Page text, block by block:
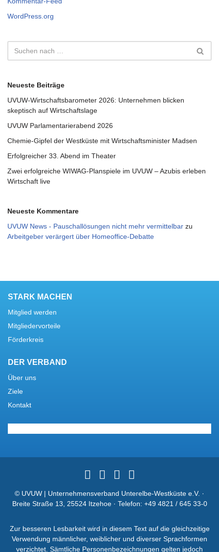
WordPress.org
Neueste Beiträge
UVUW-Wirtschaftsbarometer 2026: Unternehmen blicken
skeptisch auf Wirtschaftslage
UVUW Parlamentarierabend 2026
Chemie-Gipfel der Westküste mit Wirtschaftsminister Madsen
Erfolgreicher 33. Abend im Theater
Zwei erfolgreiche WIWAG-Planspiele im UVUW – Azubis erleben
Wirtschaft live
Neueste Kommentare
UVUW News - Pauschallösungen nicht mehr vermittelbar zu
Arbeitgeber verärgert über Homeoffice-Debatte
STARK MACHEN
Mitglied werden
Mitgliedervorteile
Förderkreis
DER VERBAND
Über uns
Ziele
Kontakt
© UVUW | Unternehmensverband Unterelbe-Westküste e.V. ·
Breite Straße 13, 25524 Itzehoe · Telefon: +49 4821 / 645 33-0
Zur besseren Lesbarkeit wird in diesem Text auf die gleichzeitige
Verwendung männlicher, weiblicher und diverser Sprachformen
verzichtet. Sämtliche Personenbezeichnungen gelten jedoch